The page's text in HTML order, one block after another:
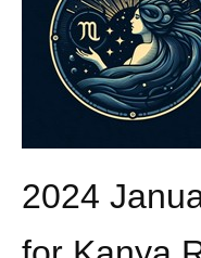
2024